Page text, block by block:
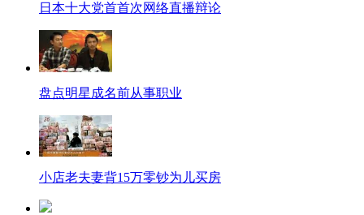
日本十大党首首次网络直播辩论
盘点明星成名前从事职业
小店老夫妻背15万零钞为儿买房